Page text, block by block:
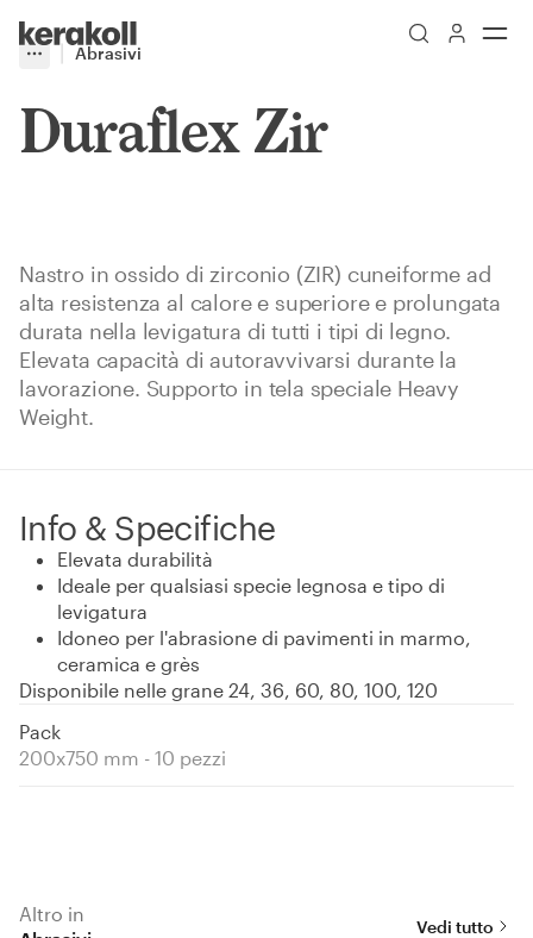
Go to Homepage
More
Toggle menu
Abrasivi
Duraflex Zir
Nastro in ossido di zirconio (ZIR) cuneiforme ad
alta resistenza al calore e superiore e prolungata
durata nella levigatura di tutti i tipi di legno.
Elevata capacità di autoravvivarsi durante la
lavorazione. Supporto in tela speciale Heavy
Weight.
Info & Specifiche
Elevata durabilità
Ideale per qualsiasi specie legnosa e tipo di
levigatura
Idoneo per l'abrasione di pavimenti in marmo,
ceramica e grès
Disponibile nelle grane 24, 36, 60, 80, 100, 120
Pack
200x750 mm - 10 pezzi
Altro in
Vedi tutto